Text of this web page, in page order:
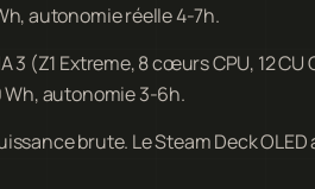
autonomie réelle 4-7h.
3 (Z1 Extreme, 8 cœurs CPU, 12 CU
Wh, autonomie 3-6h.
brute. Le Steam Deck